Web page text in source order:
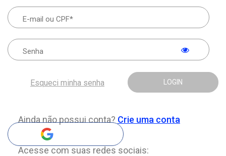
LOGIN
Esqueci minha senha
Ainda não possui conta? Crie uma conta
Acesse com suas redes sociais: